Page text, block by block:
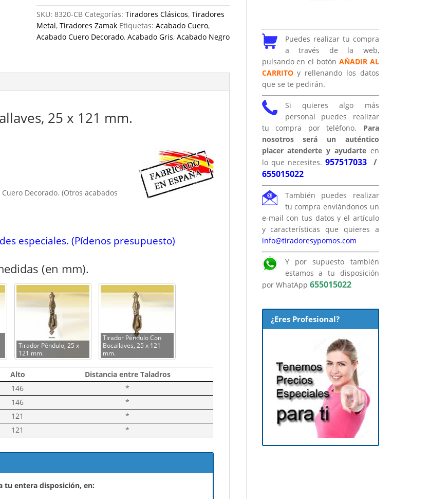
25
x
121
mm.
SKU: 8320-CB Categorías: Tiradores Clásicos, Tiradores
Metal, Tiradores Zamak Etiquetas: Acabado Cuero,
Acabado Cuero Decorado, Acabado Gris, Acabado Negro
25 x 121 mm.
Decorado. (Otros acabados
especiales. (Pídenos presupuesto)
(en mm).
Tirador Péndulo, 25 x
121 mm.
Tirador Péndulo Con
Bocallaves, 25 x 121
mm.
Alto
Distancia entre Taladros
146
*
146
*
121
*
121 *
tu entera disposición, en:
Puedes realizar tu compra
a través de la web,
pulsando en el botón AÑADIR AL
CARRITOy rellenando los datos
que se te pedirán.
Si quieres algo más
personal puedes realizar
tu compra por teléfono. Para
nosotros será un auténtico
placer atenderte y ayudarteen
lo que necesites.957517033 /
655015022
También puedes realizar
tu compra enviándonos un
e-mail con tus datos y el artículo
y características que quieres a
info@tiradoresypomos.com
Y por supuesto también
estamos a tu disposición
por WhatApp 655015022
¿Eres Profesional?